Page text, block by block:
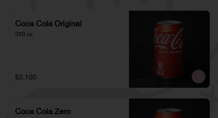
Coca Cola Original
350 cc
$2.100
Coca Cola Zero